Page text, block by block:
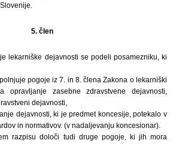
5. člen
lekarniške dejavnosti se podeli posamezniku, ki
pogoje iz 7. in 8. člena Zakona o lekarniški
zasebne zdravstvene dejavnosti,
dejavnosti,
dejavnosti, ki je predmet koncesije, potekalo v
in normativov. (v nadaljevanju koncesionar).
razpisu določi tudi druge pogoje, ki jih mora